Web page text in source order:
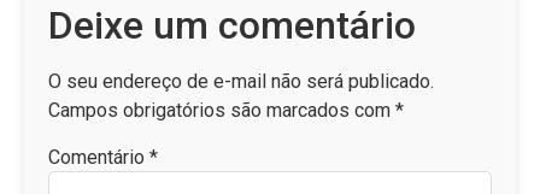
Deixe um comentário
O seu endereço de e-mail não será publicado.
Campos obrigatórios são marcados com *
Comentário *